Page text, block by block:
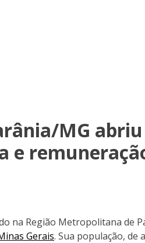
MG abriu
e
na Região Metropolitana de
Gerais. Sua população, de